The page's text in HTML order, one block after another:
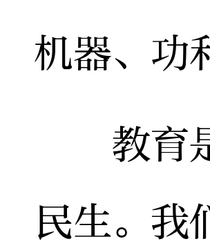
机器、功
教育是
民生。我